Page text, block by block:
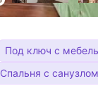
Под ключ с
Спальня с